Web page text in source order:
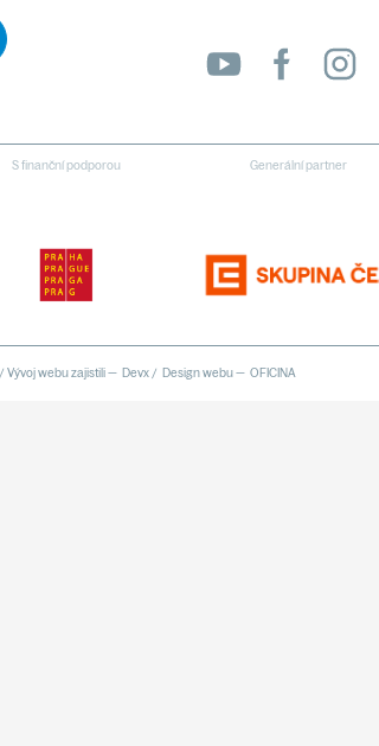
S finanční podporou Generální partner
Vývoj webu zajistili — Devx/ Design webu — OFICINA